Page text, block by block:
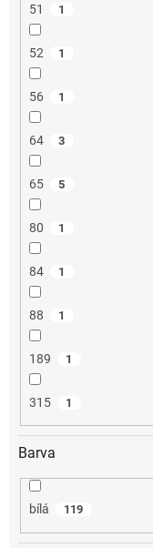
51 1
52 1
56 1
64 3
65 5
80 1
84 1
88 1
189 1
315 1
Barva
bílá 119